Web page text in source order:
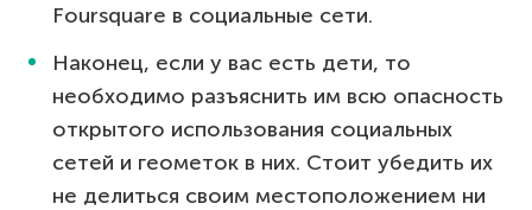
Foursquare в социальные сети.
Наконец, если у вас есть дети, то
необходимо разъяснить им всю опасность
открытого использования социальных
сетей и геометок в них. Стоит убедить их
не делиться своим местоположением ни